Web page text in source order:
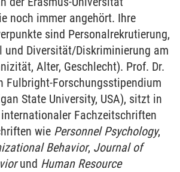
noch immer angehört. Ihre
sind Personalrekrutierung,
und Diversität/Diskriminierung am
Alter, Geschlecht). Prof. Dr.
Fulbright-Forschungsstipendium
State University, USA), sitzt in
Fachzeitschriften
wie Personnel Psychology,
Behavior, Journal of
und Human Resource